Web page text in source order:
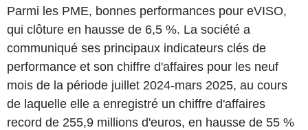
Parmi les PME, bonnes performances pour eVISO,
qui clôture en hausse de 6,5 %. La société a
communiqué ses principaux indicateurs clés de
performance et son chiffre d'affaires pour les neuf
mois de la période juillet 2024-mars 2025, au cours
de laquelle elle a enregistré un chiffre d'affaires
record de 255,9 millions d'euros, en hausse de 55 %